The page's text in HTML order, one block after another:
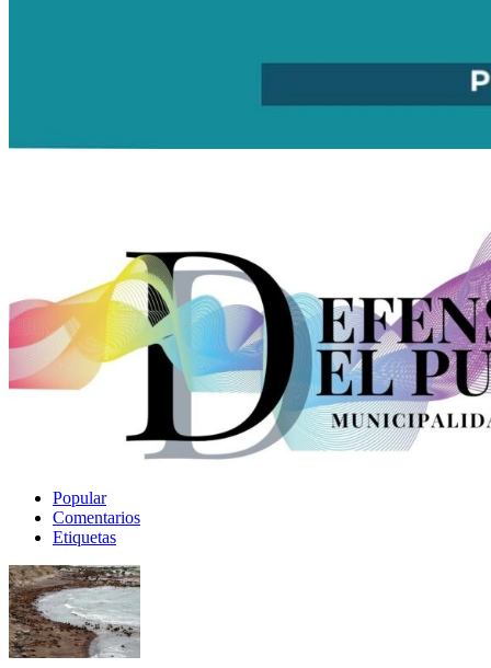
Popular
Comentarios
Etiquetas